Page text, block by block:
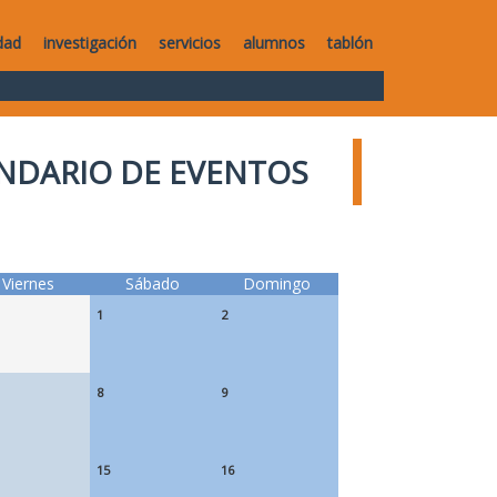
investigación servicios alumnos tablón
DE EVENTOS
Viernes Sábado Domingo
1 2
8 9
15 16